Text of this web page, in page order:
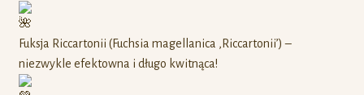
Fuksja Riccartonii (Fuchsia magellanica ‚Riccartonii’) –
niezwykle efektowna i długo kwitnąca!